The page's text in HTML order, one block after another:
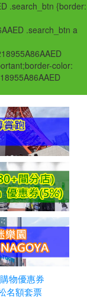
.search_btn {border:
.search_btn a
color:
物優惠券
名額套票